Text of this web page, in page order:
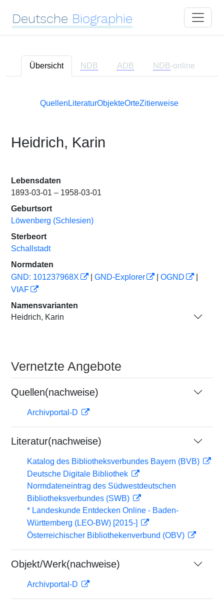
Deutsche Biographie
Übersicht NDB ADB NDB-online
Quellen LiteraturObjekteOrteZitierweise
Heidrich, Karin
Lebensdaten
1893-03-01 – 1958-03-01
Geburtsort
Löwenberg (Schlesien)
Sterbeort
Schallstadt
Normdaten
GND: 101237968X
GND-Explorer OGND
VIAF
Namensvarianten
Heidrich, Karin
Vernetzte Angebote
Quellen(nachweise)
Archivportal-D
Literatur(nachweise)
Katalog des Bibliotheksverbundes Bayern (BVB)
Deutsche Digitale Bibliothek
Normdateneintrag des Südwestdeutschen
Bibliotheksverbundes (SWB)
* Landeskunde Entdecken Online - Baden-
Württemberg (LEO-BW) [2015-]
Österreichischer Bibliothekenverbund (OBV)
Objekt/Werk(nachweise)
Archivportal-D